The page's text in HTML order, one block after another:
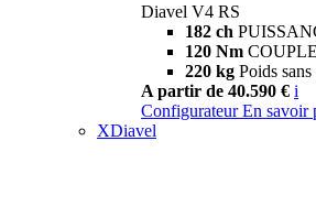
Diavel V4 RS
182 ch
120 Nm COUPLE
220 kg Poids
A partir de 40.590 € i
Configurateur En savoir
XDiavel